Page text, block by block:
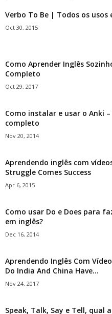
Verbo To Be | Todos os usos
Oct 30, 2015
Como Aprender Inglês
Completo
Oct 29, 2017
Como instalar e usar o Anki
completo
Nov 20, 2014
Aprendendo inglês com
Struggle Comes Success
Apr 6, 2015
Como usar Do e Does para
em inglês?
Dec 16, 2014
Aprendendo Inglês Com
Do India And China Have...
Nov 24, 2017
Speak, Talk, Say e Tell, qual